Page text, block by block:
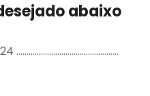
abaixo